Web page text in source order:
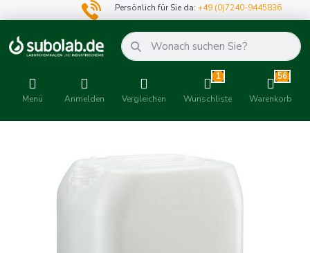
Persönlich für Sie da:+49 (0)7240-9445836
Menü Anmelden Vergleichen
1
Wunschliste
56
Warenkorb